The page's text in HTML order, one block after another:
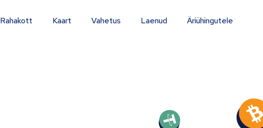
Rahakott Kaart Vahetus Laenud Äriühingutele